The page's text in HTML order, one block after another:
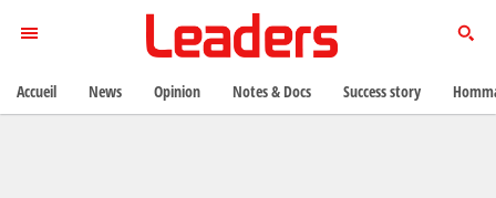
Accueil News Opinion Notes & Docs Success story